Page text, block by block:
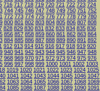
716 717 718 719 720 721 722 723 724
744 745 746 747 748 749 750 751 752
772 773 774 775 776 777 778 779 780
800 801 802 803 804 805 806 807 808
828 829 830 831 832 833 834 835 836
856 857 858 859 860 861 862 863 864
884 885 886 887 888 889 890 891 892
912 913 914 915 916 917 918 919 920
940 941 942 943 944 945 946 947 948
968 969 970 971 972 973 974 975 976
996 997 998 999 1000 1001 1002 1003
1019 1020 1021 1022 1023 1024 1025
1041 1042 1043 1044 1045 1046 1047
1063 1064 1065 1066 1067 1068 1069
1085 1086 1087 1088 1089 1090 1091